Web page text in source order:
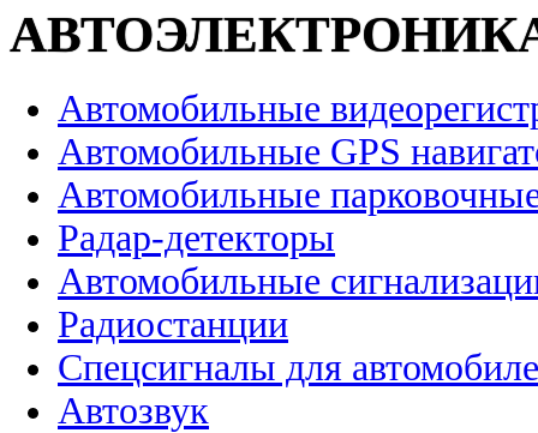
Автомобильные
Автомобильные GPS
Автомобильные
Радар-детекторы
Автомобильные
Радиостанции
Спецсигналы для
Автозвук